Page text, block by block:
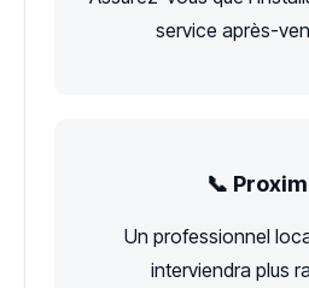
service après-
📞
Un professionnel
interviendra plus